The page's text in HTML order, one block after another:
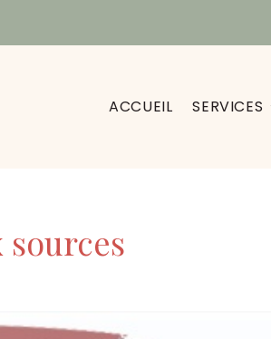
ACCUEIL SERVICES